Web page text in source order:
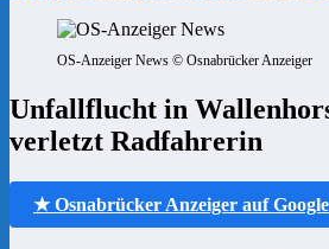
OS-Anzeiger News © Osnabrücker Anzeiger
Unfallflucht in
verletzt Radfahrerin
★ Osnabrücker Anzeiger auf